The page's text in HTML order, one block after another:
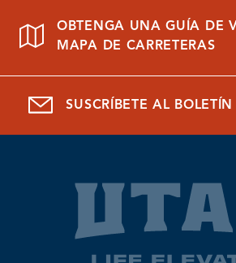
OBTENGA UNA GUÍA DE
MAPA DE CARRETERAS
SUSCRÍBETE AL